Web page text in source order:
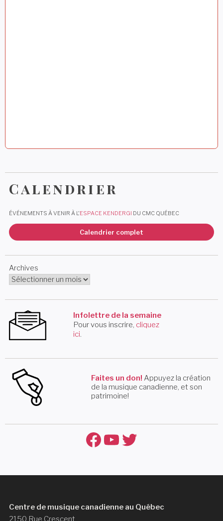
Calendrier
ÉVÉNEMENTS À VENIR À L'ESPACE KENDERGI DU CMC QUÉBEC
Calendrier complet
Archives
Infolettre de la semaine
Pour vous inscrire, cliquez
ici.
Faites un don! Appuyez la création
de la musique canadienne, et son
patrimoine!
Facebook
YouTube
Twitter
Centre de musique canadienne au Québec
2150 Rue Crescent